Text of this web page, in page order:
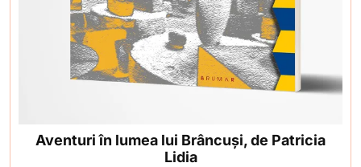
Aventuri în lumea lui Brâncuși, de Patricia
Lidia